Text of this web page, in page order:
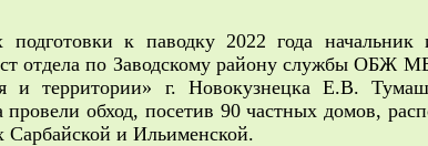
подготовки к паводку 2022 года
отдела по Заводскому району службы ОБЖ
и территории» г. Новокузнецка Е.В.
провели обход, посетив 90 частных домов,
Сарбайской и Ильименской.